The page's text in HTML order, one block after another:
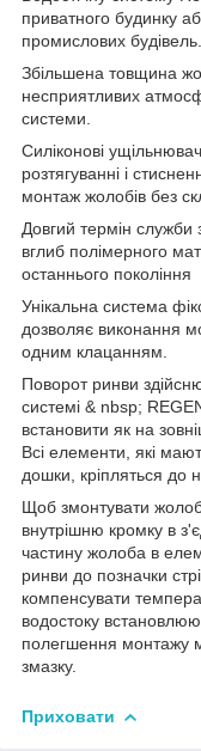
приватного будинку
промислових будівель.
Збільшена товщина
несприятливих
системи.
Силіконові
розтягуванні і
монтаж жолобів без
Довгий термін служби
вглиб полімерного
останнього покоління
Унікальна система
дозволяє виконання
одним клацанням.
Поворот ринви
системі & nbsp;
встановити як на
Всі елементи, які
дошки, кріпляться до
Щоб змонтувати жолоб
внутрішню кромку в
частину жолоба в
ринви до позначки
компенсувати
водостоку
полегшення монтажу
змазку.
Приховати